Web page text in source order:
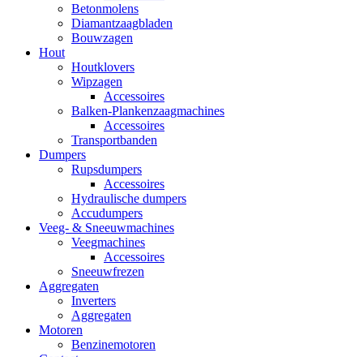
Betonmolens
Diamantzaagbladen
Bouwzagen
Hout
Houtklovers
Wipzagen
Accessoires
Balken-Plankenzaagmachines
Accessoires
Transportbanden
Dumpers
Rupsdumpers
Accessoires
Hydraulische dumpers
Accudumpers
Veeg- & Sneeuwmachines
Veegmachines
Accessoires
Sneeuwfrezen
Aggregaten
Inverters
Aggregaten
Motoren
Benzinemotoren